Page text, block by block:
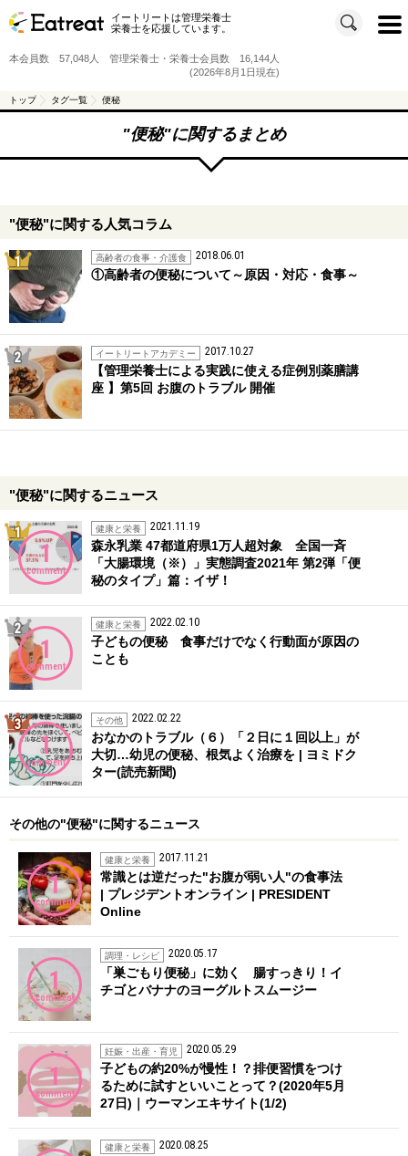
イートリートは管理栄養士
栄養士を応援しています。
t
o
i
o
本会員数 57,048人 管理栄養士・栄養士会員数 16,144人
(2026年8月1日現在)
トップ タグ一覧 便秘
"便秘"に関するまとめ
"便秘"に関する人気コラム
高齢者の食事・介護食 2018.06.01
①高齢者の便秘について～原因・対応・食事～
1位
イートリートアカデミー 2017.10.27
【管理栄養士による実践に使える症例別薬膳講
座 】第5回 お腹のトラブル 開催
"便秘"に関するニュース
1
comment
健康と栄養 2021.11.19
森永乳業 47都道府県1万人超対象 全国一斉
「大腸環境（※）」実態調査2021年 第2弾「便
秘のタイプ」篇：イザ！
1位
1
comment
健康と栄養 2022.02.10
子どもの便秘 食事だけでなく行動面が原因の
ことも
1
comment
その他 2022.02.22
おなかのトラブル（６）「２日に１回以上」が
大切…幼児の便秘、根気よく治療を | ヨミドク
ター(読売新聞)
3位
その他の"便秘"に関するニュース
1
comment
健康と栄養 2017.11.21
常識とは逆だった"お腹が弱い人"の食事法
| プレジデントオンライン | PRESIDENT
Online
1
comment
調理・レシピ 2020.05.17
「巣ごもり便秘」に効く 腸すっきり！イ
チゴとバナナのヨーグルトスムージー
1
comment
妊娠・出産・育児 2020.05.29
子どもの約20%が慢性！？排便習慣をつけ
るために試すといいことって？(2020年5月
27日)｜ウーマンエキサイト(1/2)
健康と栄養 2020.08.25